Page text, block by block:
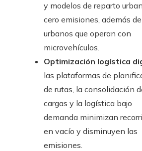
y modelos de reparto
cero emisiones, además
urbanos que operan con
microvehículos.
Optimización logística
las plataformas de
de rutas, la consolidación
cargas y la logística bajo
demanda minimizan
en vacío y disminuyen las
emisiones.